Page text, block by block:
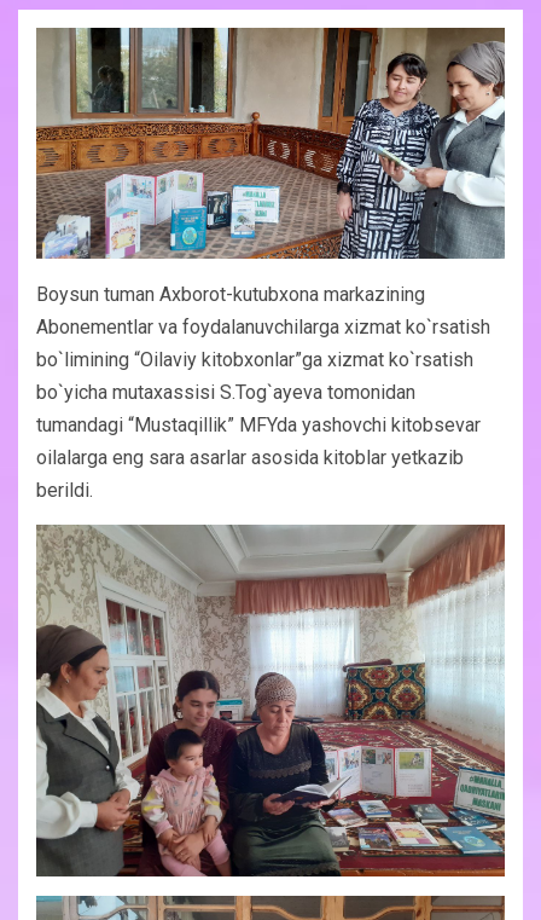
Boysun tuman Axborot-kutubxona markazining
Abonementlar va foydalanuvchilarga xizmat ko`rsatish
bo`limining “Oilaviy kitobxonlar”ga xizmat ko`rsatish
bo`yicha mutaxassisi S.Tog`ayeva tomonidan
tumandagi “Mustaqillik” MFYda yashovchi kitobsevar
oilalarga eng sara asarlar asosida kitoblar yetkazib
berildi.